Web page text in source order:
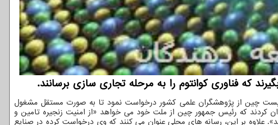
كه فناوری كوانتوم را به مرحله تجاری سازی برسانند.
چین از پژوهشگران علمی کشور درخواست نمود تا به صورت مستقل مشغول
کردند که رئیس جمهور چین از ملت خود می خواهد «از امنیت زنجیره تامین و
علاوه بر این، رسانه های محلی عنوان می کنند که وی درخواست کرده در صنایع